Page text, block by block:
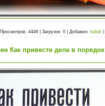
Просмотров: 4449 Загрузок: 0 Добавил: liuliok
Как привести дела в порядок